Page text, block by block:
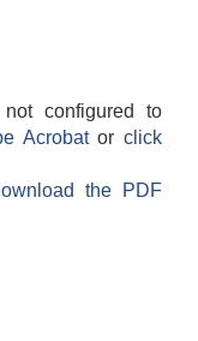
configured to
Acrobatorclick
the PDF